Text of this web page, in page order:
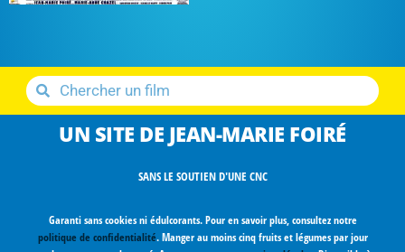
UN SITE DE JEAN-MARIE FOIRÉ
SANS LE SOUTIEN D'UNE CNC
Garanti sans cookies ni édulcorants. Pour en savoir plus, consultez notre
politique de confidentialité. Manger au moins cinq fruits et légumes par jour